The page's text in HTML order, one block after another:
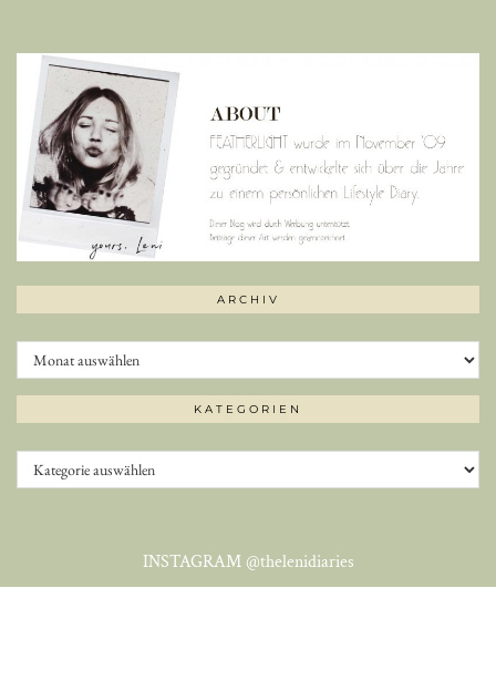
ARCHIV
Archiv
KATEGORIEN
Kategorien
INSTAGRAM @thelenidiaries